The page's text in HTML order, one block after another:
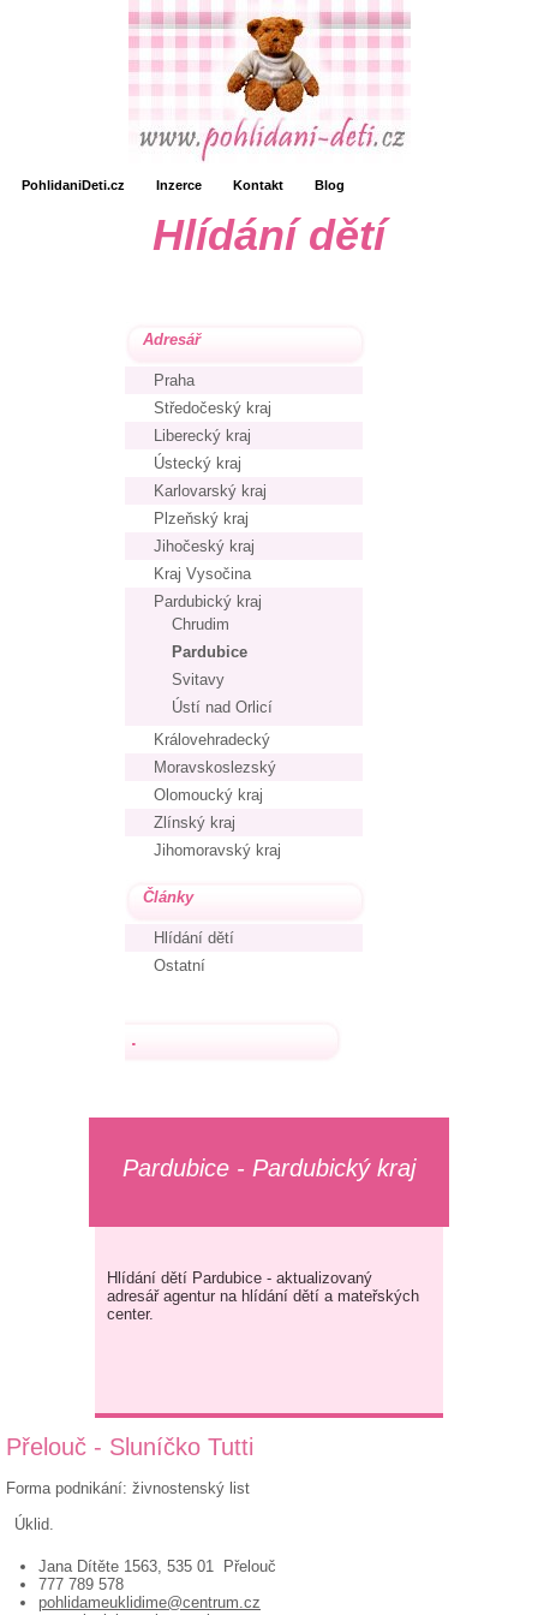
PohlidaniDeti.cz Inzerce Kontakt Blog
Hlídání dětí
Adresář
Praha
Středočeský kraj
Liberecký kraj
Ústecký kraj
Karlovarský kraj
Plzeňský kraj
Jihočeský kraj
Kraj Vysočina
Pardubický kraj
Chrudim
Pardubice
Svitavy
Ústí nad Orlicí
Královehradecký
Moravskoslezský
Olomoucký kraj
Zlínský kraj
Jihomoravský kraj
Články
Hlídání dětí
Ostatní
.
Pardubice - Pardubický kraj
Hlídání dětí Pardubice - aktualizovaný
adresář agentur na hlídání dětí a mateřských
center.
Přelouč - Sluníčko Tutti
Forma podnikání: živnostenský list
Úklid.
Jana Dítěte 1563, 535 01 Přelouč
777 789 578
pohlidameuklidime@centrum.cz